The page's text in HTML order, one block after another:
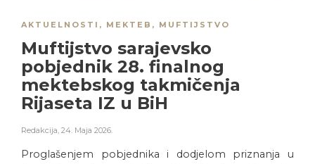
AKTUELNOSTI , MEKTEB , MUFTIJSTVO
Muftijstvo sarajevsko
pobjednik 28. finalnog
mektebskog takmičenja
Rijaseta IZ u BiH
Redakcija, 24. Maja 2026.
Proglašenjem pobjednika i dodjelom priznanja u